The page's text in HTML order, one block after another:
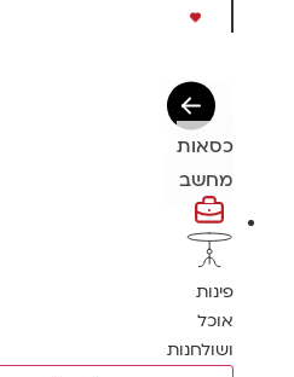
כסאות
מחשב
פינות
אוכל
ושולחנות